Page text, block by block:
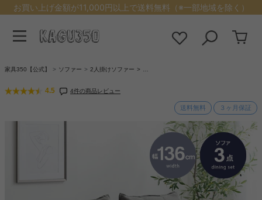
お買い上げ金額が11,000円以上で送料無料（※一部地域を除く）
家具350【公式】 ソファー 2人掛けソファー
4.5 4件の商品レビュー
送料無料 ３ヶ月保証